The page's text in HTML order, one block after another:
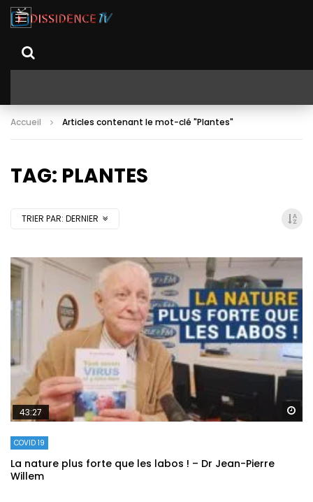
Accueil Articles contenant le mot-clé "Plantes"
TAG: PLANTES
TRIER PAR: DERNIER
43:27
COVID 19
La nature plus forte que les labos ! – Dr Jean-Pierre
Willem